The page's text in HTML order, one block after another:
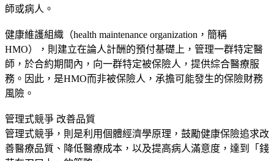
師或病人。
健康維護組織（health maintenance organization，簡稱
HMO），則建立在論人計酬的預付基礎上，管理一群特定醫
師，於合約期間內，向一群特定被保險人，提供綜合醫療服
務。因此，是HMO而非被保險人，承擔可能發生的保險財務
風險。
管理式競爭 改善品質
管理式競爭，則是利用個體經濟學原理，鼓勵健康保險追求改
善醫療品質、降低醫療成本，以及提高病人滿意度，達到「錢